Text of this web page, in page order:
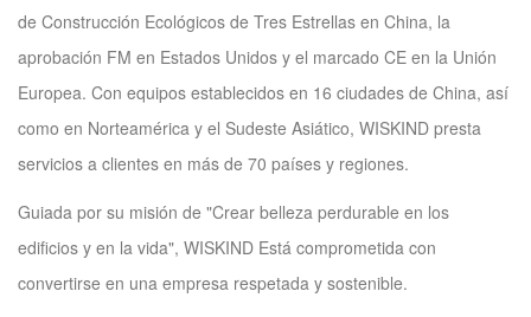
de Construcción Ecológicos de Tres Estrellas en China, la
aprobación FM en Estados Unidos y el marcado CE en la Unión
Europea. Con equipos establecidos en 16 ciudades de China, así
como en Norteamérica y el Sudeste Asiático, WISKIND presta
servicios a clientes en más de 70 países y regiones.
Guiada por su misión de "Crear belleza perdurable en los
edificios y en la vida", WISKIND Está comprometida con
convertirse en una empresa respetada y sostenible.